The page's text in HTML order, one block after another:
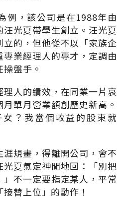
例，該公司是在1988年由
光夏帶學生創立。汪光夏
的，但他從不以「家族企
業經理人的專才，定調由
盤手。
人的績效，在同業一片哀
單月營業額創歷史新高。
女？我當個收益的股東就
規畫，得離開公司，會不
夏氣定神閒地回：「別把
」不一定要指定某人，平常
替上位」的動作！